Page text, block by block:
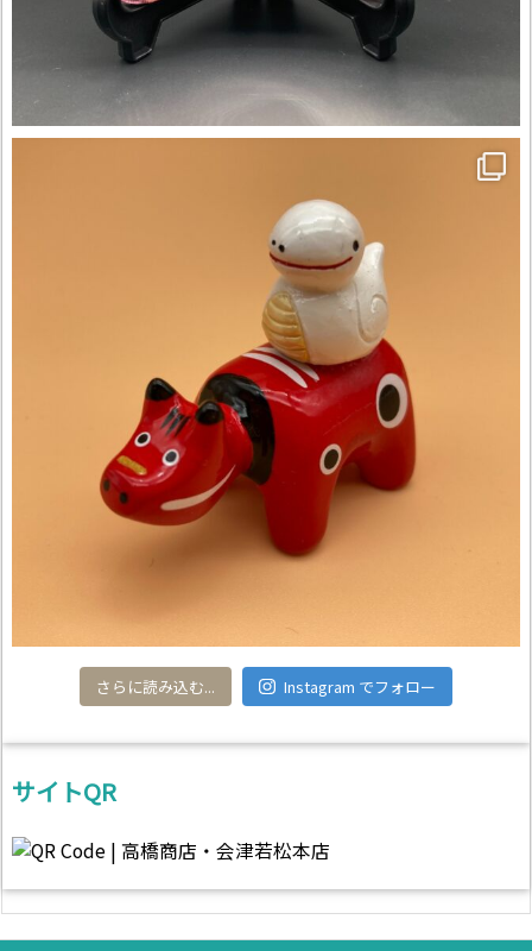
さらに読み込む... Instagram でフォロー
サイトQR